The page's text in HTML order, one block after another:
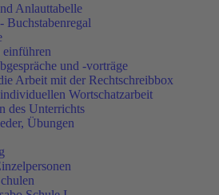
Anlauttabelle
Buchstabenregal
einführen
und -vorträge
Arbeit mit der Rechtschreibbox
Wortschatzarbeit
des Unterrichts
Übungen